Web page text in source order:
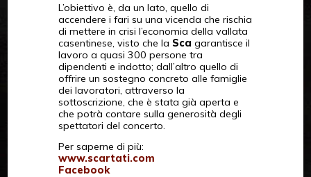
L’obiettivo è, da un lato, quello di
accendere i fari su una vicenda che rischia
di mettere in crisi l’economia della vallata
casentinese, visto che la Sca garantisce il
lavoro a quasi 300 persone tra
dipendenti e indotto; dall’altro quello di
offrire un sostegno concreto alle famiglie
dei lavoratori, attraverso la
sottoscrizione, che è stata già aperta e
che potrà contare sulla generosità degli
spettatori del concerto.
Per saperne di più:
www.scartati.com
Facebook